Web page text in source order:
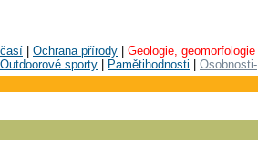
Ochrana přírody Geologie, geomorfologie
Outdoorové sporty Pamětihodnosti Osobnosti-